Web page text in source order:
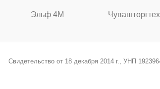
Эльф 4М
Свидетельство от 18 декабря 2014 г., УНП